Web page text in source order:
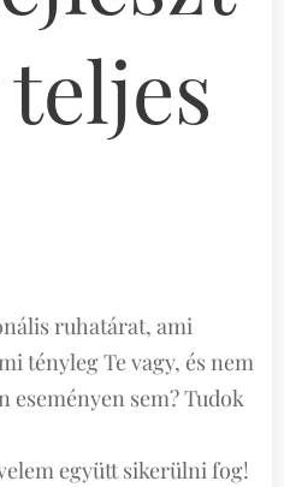
ruhatárat, ami
tényleg Te vagy, és nem
eseményen sem? Tudok
együtt sikerülni fog!